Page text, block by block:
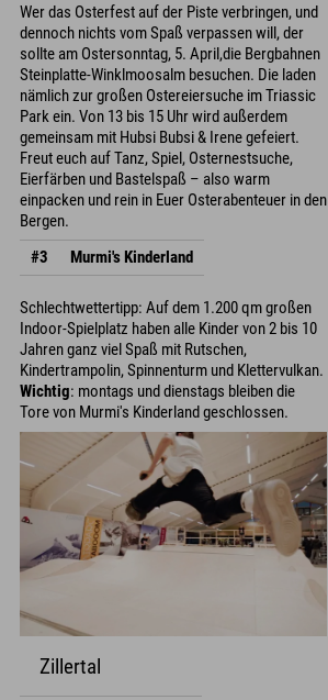
Wer das Osterfest auf der Piste verbringen, und
dennoch nichts vom Spaß verpassen will, der
sollte am Ostersonntag, 5. April,die Bergbahnen
Steinplatte-Winklmoosalm besuchen. Die laden
nämlich zur großen Ostereiersuche im Triassic
Park ein. Von 13 bis 15 Uhr wird außerdem
gemeinsam mit Hubsi Bubsi & Irene gefeiert.
Freut euch auf Tanz, Spiel, Osternestsuche,
Eierfärben und Bastelspaß – also warm
einpacken und rein in Euer Osterabenteuer in den
Bergen.
#3
Murmi's Kinderland
Schlechtwettertipp: Auf dem 1.200 qm großen
Indoor-Spielplatz haben alle Kinder von 2 bis 10
Jahren ganz viel Spaß mit Rutschen,
Kindertrampolin, Spinnenturm und Klettervulkan.
Wichtig: montags und dienstags bleiben die
Tore von Murmi's Kinderland geschlossen.
Zillertal